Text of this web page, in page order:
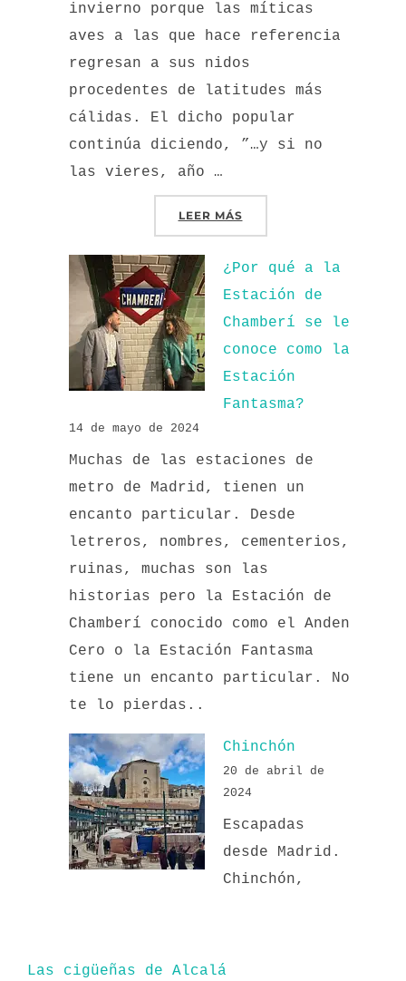
invierno porque las míticas
aves a las que hace referencia
regresan a sus nidos
procedentes de latitudes más
cálidas. El dicho popular
continúa diciendo, ”…y si no
las vieres, año …
LEER MÁS«LAS CIGÜEÑAS DE
¿Por qué a la
Estación de
Chamberí se le
conoce como la
Estación
Fantasma?
14 de mayo de 2024
Muchas de las estaciones de
metro de Madrid, tienen un
encanto particular. Desde
letreros, nombres, cementerios,
ruinas, muchas son las
historias pero la Estación de
Chamberí conocido como el Anden
Cero o la Estación Fantasma
tiene un encanto particular. No
te lo pierdas..
Chinchón
20 de abril de
2024
Escapadas
desde Madrid.
Chinchón,
Las cigüeñas de Alcalá